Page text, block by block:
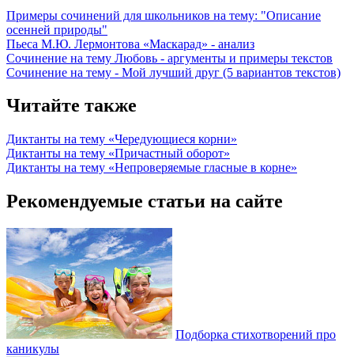
Примеры сочинений для школьников на тему: "Описание
осенней природы"
Пьеса М.Ю. Лермонтова «Маскарад» - анализ
Сочинение на тему Любовь - аргументы и примеры текстов
Сочинение на тему - Мой лучший друг (5 вариантов текстов)
Читайте также
Диктанты на тему «Чередующиеся корни»
Диктанты на тему «Причастный оборот»
Диктанты на тему «Непроверяемые гласные в корне»
Рекомендуемые статьи на сайте
Подборка стихотворений про
каникулы